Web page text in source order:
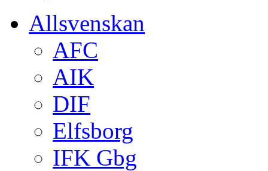
Allsvenskan
AFC
AIK
DIF
Elfsborg
IFK Gbg